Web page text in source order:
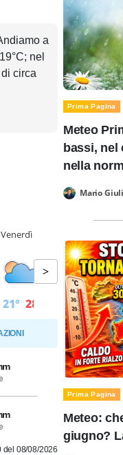
a
nel
circa
Venerdì 14
21° 28°
>
del 08/08/2026
Prima Pagina
Meteo
bassi, nel
nella
Mario
Prima Pagina
Meteo:
giugno?